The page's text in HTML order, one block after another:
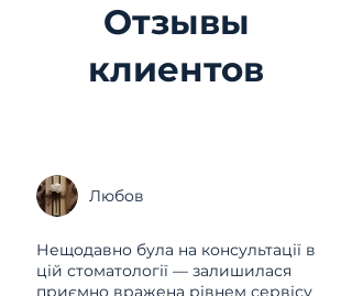
Отзывы
клиентов
Любов
Нещодавно була на консультації в
цій стоматології — залишилася
приємно вражена рівнем сервісу